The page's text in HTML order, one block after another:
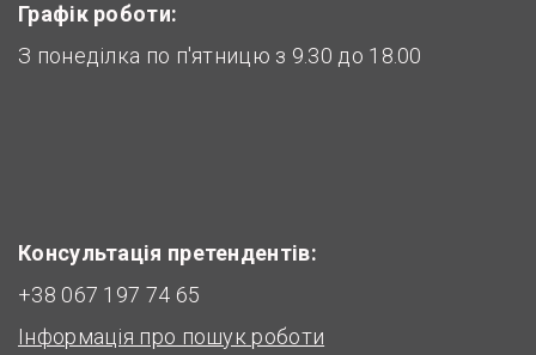
Графік роботи:
З понеділка по п'ятницю з 9.30 до 18.00
Консультація претендентів:
+38 067 197 74 65
Інформація про пошук роботи